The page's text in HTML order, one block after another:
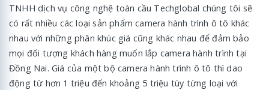
TNHH dịch vụ công nghệ toàn cầu Techglobal chúng tôi sẽ
có rất nhiều các loại sản phẩm camera hành trình ô tô khác
nhau với những phân khúc giá cũng khác nhau để đảm bảo
mọi đối tượng khách hàng muốn lắp camera hành trình tại
Đồng Nai. Giá của một bộ camera hành trình ô tô thì dao
động từ hơn 1 triệu đến khoảng 5 triệu tùy từng loại với